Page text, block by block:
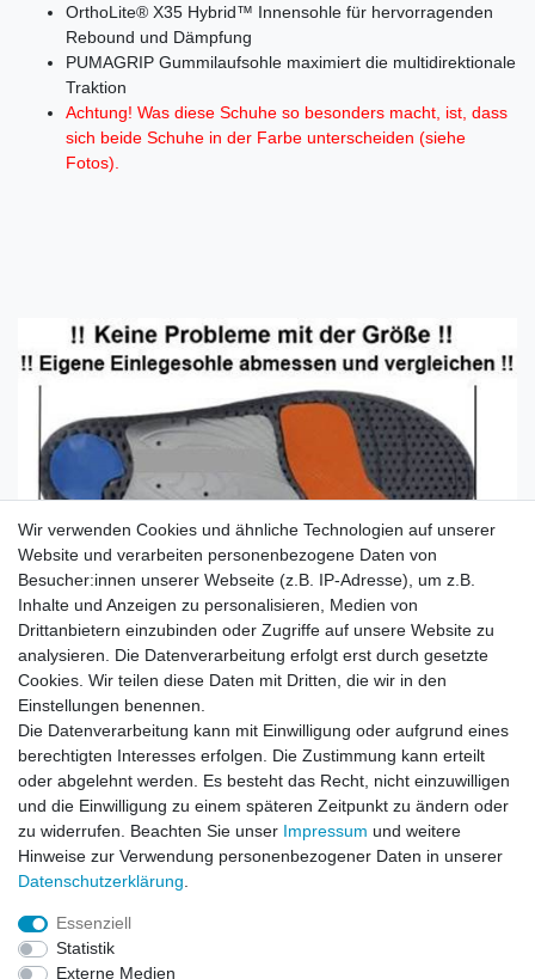
OrthoLite® X35 Hybrid™ Innensohle für hervorragenden
Rebound und Dämpfung
PUMAGRIP Gummilaufsohle maximiert die multidirektionale
Traktion
Achtung! Was diese Schuhe so besonders macht, ist, dass
sich beide Schuhe in der Farbe unterscheiden (siehe
Fotos).
PUMA ACCELERATE NITRO SQD 4 GAME ON 108886-01:
E-63411 EU 46 US 12 UK 11 L=29,6cm
Leitsätze
Versandinformationen
Wir verwenden Cookies und ähnliche Technologien auf unserer
Website und verarbeiten personenbezogene Daten von
Besucher:innen unserer Webseite (z.B. IP-Adresse), um z.B.
Inhalte und Anzeigen zu personalisieren, Medien von
Drittanbietern einzubinden oder Zugriffe auf unsere Website zu
analysieren. Die Datenverarbeitung erfolgt erst durch gesetzte
Cookies. Wir teilen diese Daten mit Dritten, die wir in den
Einstellungen benennen.
Die Datenverarbeitung kann mit Einwilligung oder aufgrund eines
berechtigten Interesses erfolgen. Die Zustimmung kann erteilt
oder abgelehnt werden. Es besteht das Recht, nicht einzuwilligen
und die Einwilligung zu einem späteren Zeitpunkt zu ändern oder
zu widerrufen. Beachten Sie unser Impressum und weitere
Hinweise zur Verwendung personenbezogener Daten in unserer
Daten­schutz­erklärung
Essenziell
Statistik
Externe Medien